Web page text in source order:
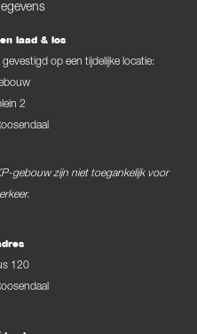
laad & los
op een tijdelijke locatie:
2
gebouw zijn niet toegankelijk voor
120